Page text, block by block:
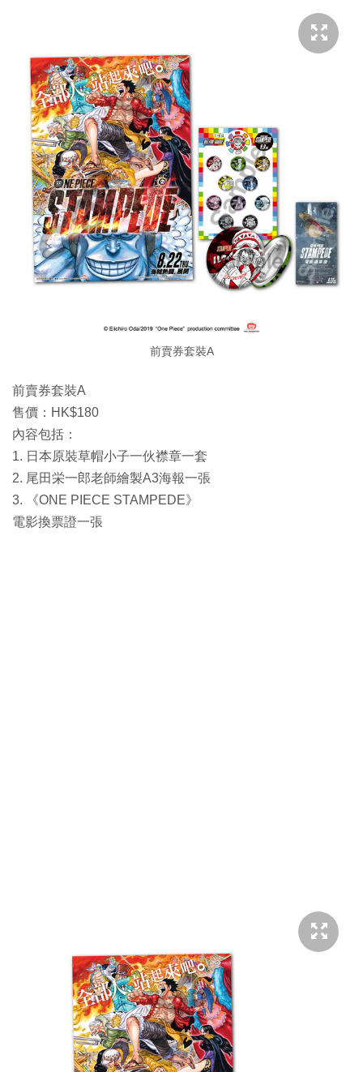
前賣券套裝A
前賣券套裝A
售價：HK$180
內容包括：
1. 日本原裝草帽小子一伙襟章一套
2. 尾田栄一郎老師繪製A3海報一張
3. 《ONE PIECE STAMPEDE》
電影換票證一張